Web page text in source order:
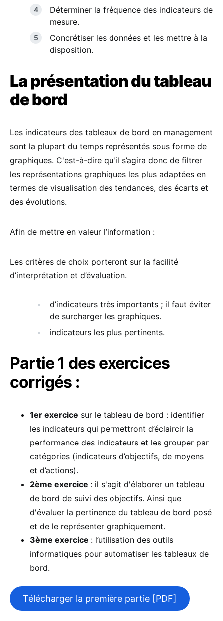
Déterminer la fréquence des indicateurs de
mesure.
Concrétiser les données et les mettre à la
disposition.
La présentation du tableau
de bord
Les indicateurs des tableaux de bord en management
sont la plupart du temps représentés sous forme de
graphiques. C'est-à-dire qu'il s’agira donc de filtrer
les représentations graphiques les plus adaptées en
termes de visualisation des tendances, des écarts et
des évolutions.
Afin de mettre en valeur l’information :
Les critères de choix porteront sur la facilité
d’interprétation et d’évaluation.
d’indicateurs très importants ; il faut éviter
de surcharger les graphiques.
indicateurs les plus pertinents.
Partie 1 des exercices
corrigés :
1er exercice sur le tableau de bord : identifier
les indicateurs qui permettront d’éclaircir la
performance des indicateurs et les grouper par
catégories (indicateurs d’objectifs, de moyens
et d’actions).
2ème exercice : il s'agit d'élaborer un tableau
de bord de suivi des objectifs. Ainsi que
d'évaluer la pertinence du tableau de bord posé
et de le représenter graphiquement.
3ème exercice : l’utilisation des outils
informatiques pour automatiser les tableaux de
bord.
Télécharger la première partie [PDF]